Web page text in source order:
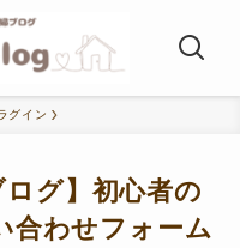
グイン
グ】初心者の
合わせフォーム